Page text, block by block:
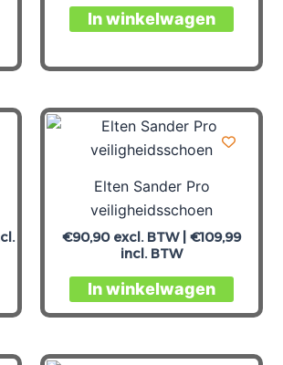
In winkelwagen
Elten Sander Pro
veiligheidsschoen
€90,90excl. BTW | €109,99
incl. BTW
In winkelwagen